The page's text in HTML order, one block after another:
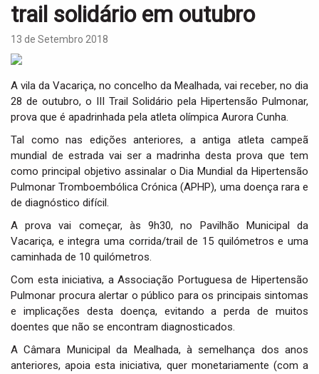
g
a
i
o
n
trail solidário em outubro
13 de Setembro 2018
A vila da Vacariça, no concelho da Mealhada, vai receber, no dia
28 de outubro, o III Trail Solidário pela Hipertensão Pulmonar,
prova que é apadrinhada pela atleta olímpica Aurora Cunha.
Tal como nas edições anteriores, a antiga atleta campeã
mundial de estrada vai ser a madrinha desta prova que tem
como principal objetivo assinalar o Dia Mundial da Hipertensão
Pulmonar Tromboembólica Crónica (APHP), uma doença rara e
de diagnóstico difícil.
A prova vai começar, às 9h30, no Pavilhão Municipal da
Vacariça, e integra uma corrida/trail de 15 quilómetros e uma
caminhada de 10 quilómetros.
Com esta iniciativa, a Associação Portuguesa de Hipertensão
Pulmonar procura alertar o público para os principais sintomas
e implicações desta doença, evitando a perda de muitos
doentes que não se encontram diagnosticados.
A Câmara Municipal da Mealhada, à semelhança dos anos
anteriores, apoia esta iniciativa, quer monetariamente (com a